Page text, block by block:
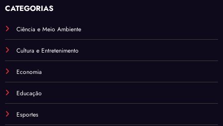
CATEGORIAS
Ciência e Meio Ambiente
Cultura e Entretenimento
Economia
Educação
Esportes